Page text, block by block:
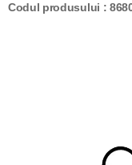
Codul produsului :